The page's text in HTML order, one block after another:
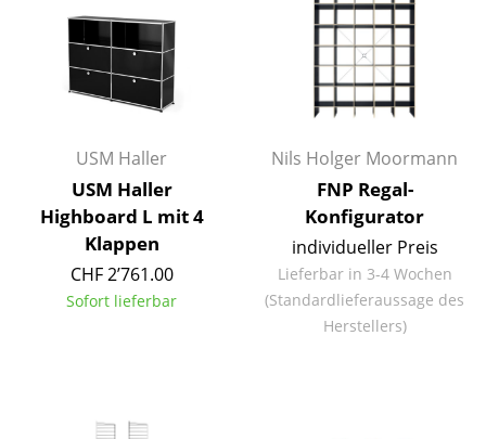
Decken
Kissen
Teppiche
... alle Accessoires
Räume
Zuhause
Schlafzimmer
USM Haller
USM Haller
Highboard L mit 4
Klappen
CHF 2’761.00
Sofort lieferbar
Nils Holger Moormann
FNP Regal-
Konfigurator
individueller Preis
Lieferbar in 3-4 Wochen
(Standardlieferaussage des
Herstellers)